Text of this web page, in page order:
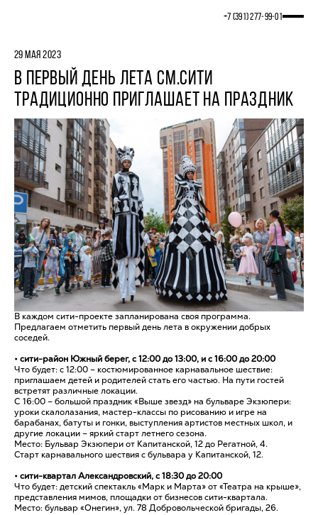
+7 (391) 277‒99‒01
29 МАЯ 2023
В ПЕРВЫЙ ДЕНЬ ЛЕТА СМ.СИТИ
ТРАДИЦИОННО ПРИГЛАШАЕТ НА ПРАЗДНИК
В каждом сити-проекте запланирована своя программа.
Предлагаем отметить первый день лета в окружении добрых
соседей.
• сити-район Южный берег, с 12:00 до 13:00, и с 16:00 до 20:00
Что будет: с 12:00 – костюмированное карнавальное шествие:
приглашаем детей и родителей стать его частью. На пути гостей
встретят различные локации.
С 16:00 – большой праздник «Выше звезд» на бульваре Экзюпери:
уроки скалолазания, мастер-классы по рисованию и игре на
барабанах, батуты и гонки, выступления артистов местных школ, и
другие локации – яркий старт летнего сезона.
Место: Бульвар Экзюпери от Капитанской, 12 до Регатной, 4.
Старт карнавального шествия с бульвара у Капитанской, 12.
• сити-квартал Александровский, с 18:30 до 20:00
Что будет: детский спектакль «Марк и Марта» от «Театра на крыше»,
представления мимов, площадки от бизнесов сити-квартала.
Место: бульвар «Онегин», ул. 78 Добровольческой бригады, 26.